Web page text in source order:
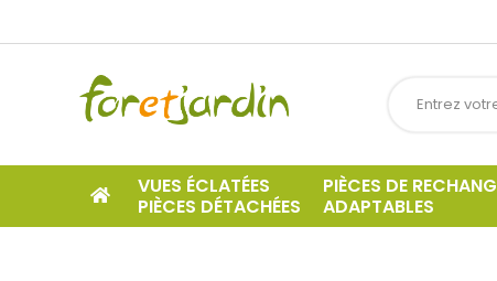
VUES ÉCLATÉES
PIÈCES DÉTACHÉES
PIÈCES DE
ADAPTABLES